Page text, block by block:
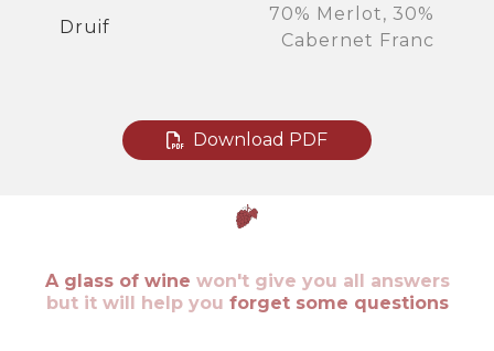
Druif
70% Merlot, 30%
Cabernet Franc
Download PDF
A glass of wine won't give you all answers
but it will help you forget some questions